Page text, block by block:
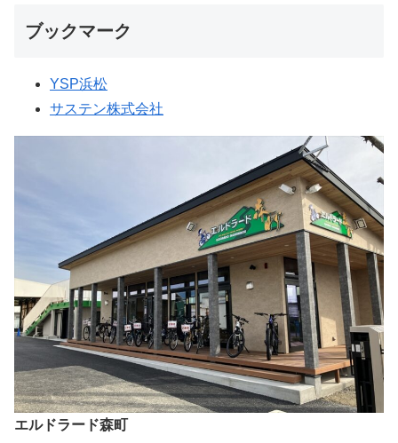
ブックマーク
YSP浜松
サステン株式会社
エルドラード森町